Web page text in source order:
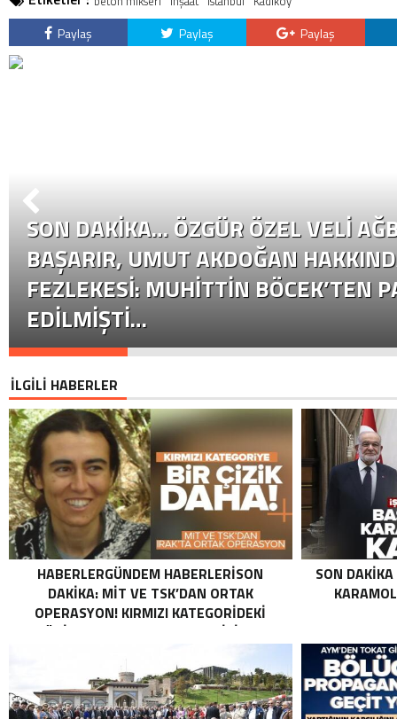
Paylaş Paylaş Paylaş
SON DAKİKA… ÖZGÜR ÖZEL VELI
BAŞARIR, UMUT AKDOĞAN
FEZLEKESI: MUHITTIN BÖCEK’TEN
EDILMIŞTI…
İLGİLİ HABERLER
HABERLERGÜNDEM HABERLERISON
DAKIKA: MİT VE TSK’DAN ORTAK
OPERASYON! KIRMIZI KATEGORIDEKI
TERÖRIST NAZLI TAŞPINAR ETKISIZ HALE
ORTAK OPERASYON! KIRMIZI
KATEGORIDEKI TERÖRIST NAZLI
TAŞPINAR ETKISIZ HALE GETIRILDI .
SON